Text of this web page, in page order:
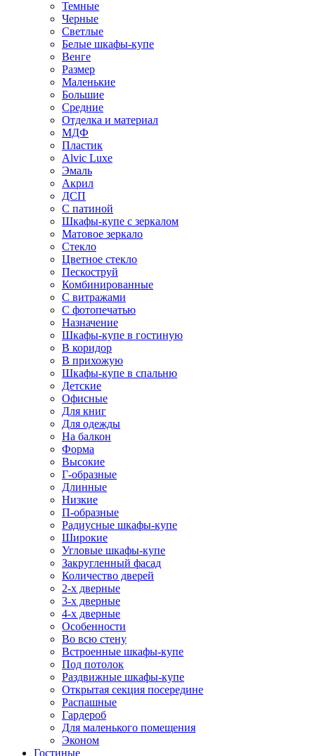
Темные
Черные
Светлые
Белые шкафы-купе
Венге
Размер
Маленькие
Большие
Средние
Отделка и материал
МДФ
Пластик
Alvic Luxe
Эмаль
Акрил
ДСП
С патиной
Шкафы-купе с зеркалом
Матовое зеркало
Стекло
Цветное стекло
Пескоструй
Комбинированные
С витражами
С фотопечатью
Назначение
Шкафы-купе в гостиную
В коридор
В прихожую
Шкафы-купе в спальню
Детские
Офисные
Для книг
Для одежды
На балкон
Форма
Высокие
Г-образные
Длинные
Низкие
П-образные
Радиусные шкафы-купе
Широкие
Угловые шкафы-купе
Закругленный фасад
Количество дверей
2-х дверные
3-х дверные
4-х дверные
Особенности
Во всю стену
Встроенные шкафы-купе
Под потолок
Раздвижные шкафы-купе
Открытая секция посередине
Распашные
Гардероб
Для маленького помещения
Эконом
Гостиные